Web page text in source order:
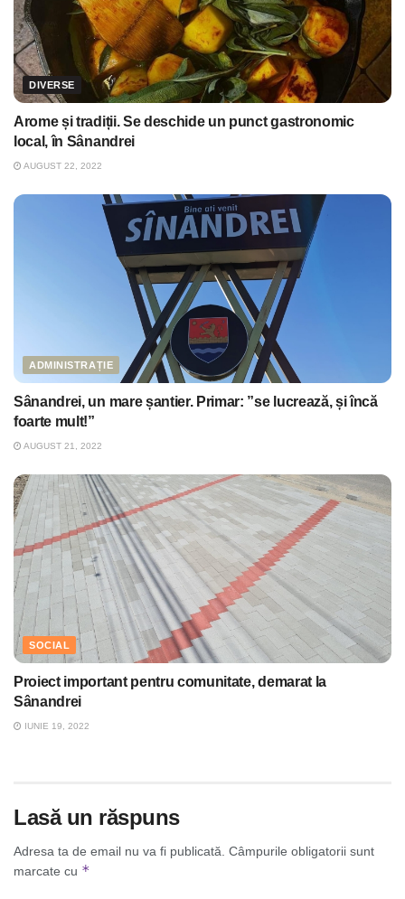
DIVERSE
Arome și tradiții. Se deschide un punct gastronomic
local, în Sânandrei
AUGUST 22, 2022
ADMINISTRAȚIE
Sânandrei, un mare șantier. Primar: ”se lucrează, și încă
foarte mult!”
AUGUST 21, 2022
SOCIAL
Proiect important pentru comunitate, demarat la
Sânandrei
IUNIE 19, 2022
Lasă un răspuns
Adresa ta de email nu va fi publicată. Câmpurile obligatorii sunt
marcate cu *